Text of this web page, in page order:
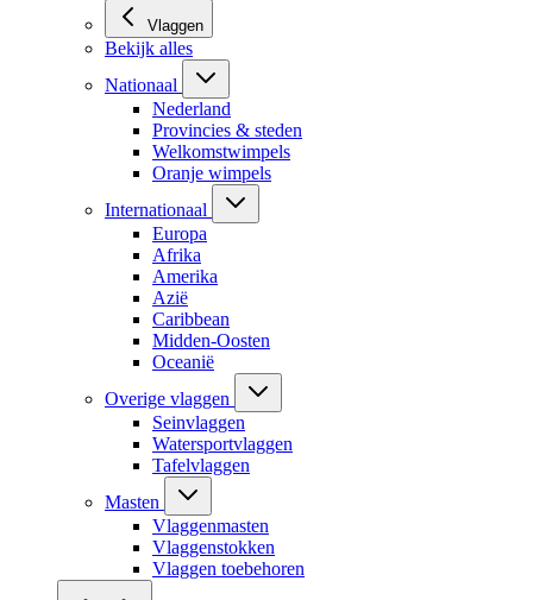
Vlaggen
Bekijk alles
Nationaal
Nederland
Provincies & steden
Welkomstwimpels
Oranje wimpels
Internationaal
Europa
Afrika
Amerika
Azië
Caribbean
Midden-Oosten
Oceanië
Overige vlaggen
Seinvlaggen
Watersportvlaggen
Tafelvlaggen
Masten
Vlaggenmasten
Vlaggenstokken
Vlaggen toebehoren